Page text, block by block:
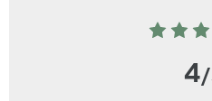
4